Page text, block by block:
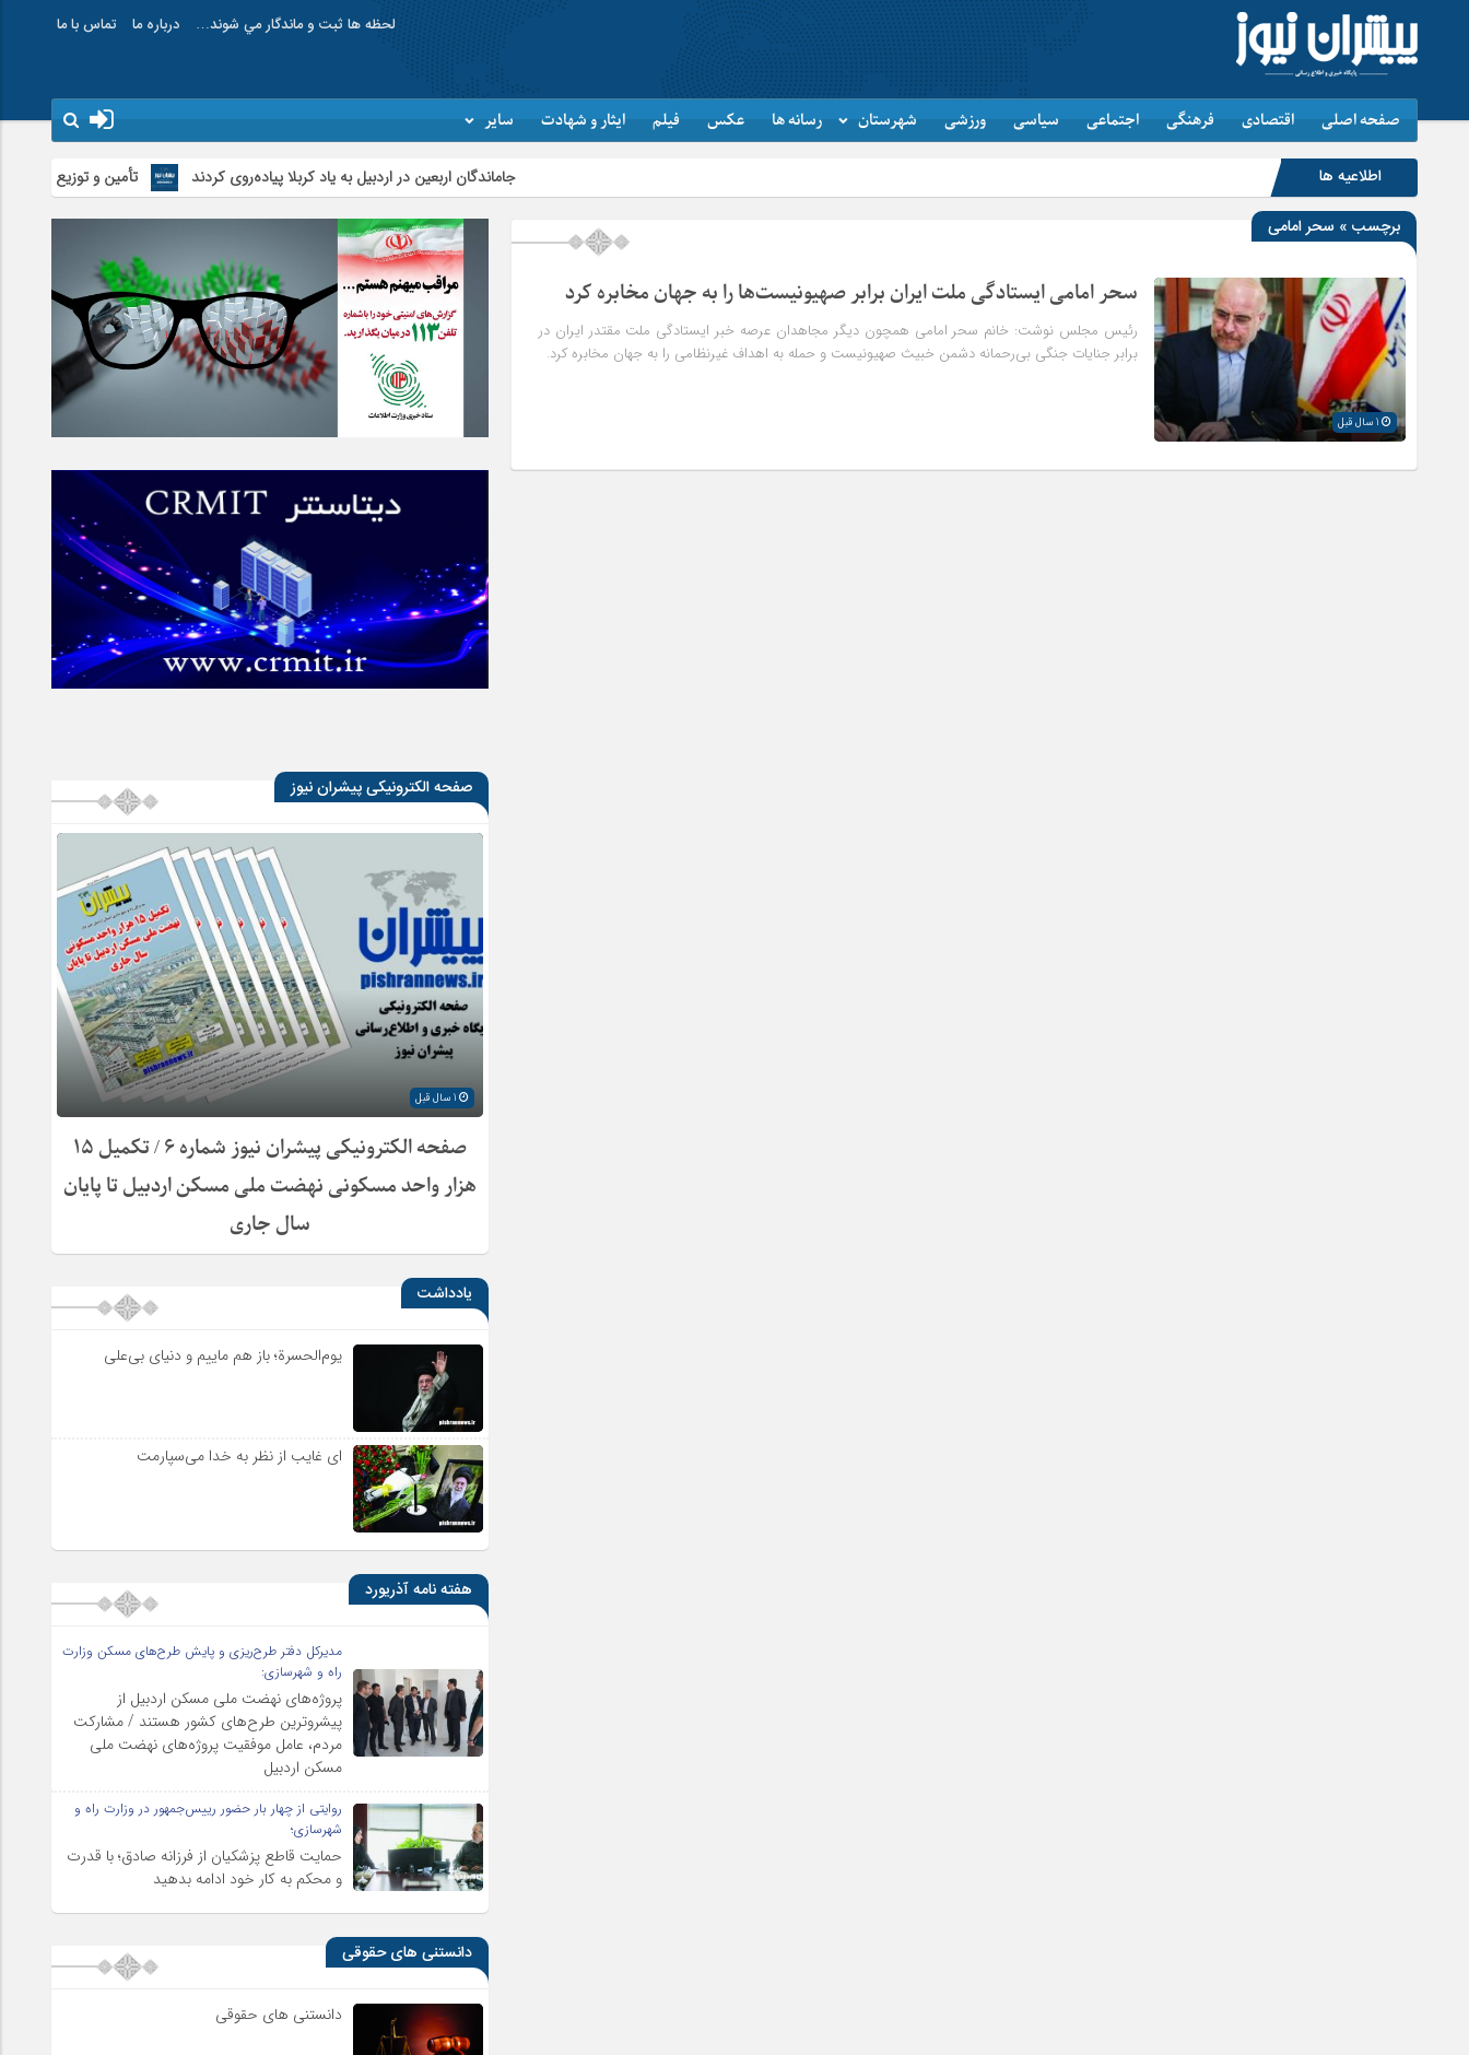
لحظه ها ثبت و ماندگار مي شوند… درباره ما تماس با ما
صفحه اصلی اقتصادی فرهنگی اجتماعی سیاسی ورزشی شهرستان رسانه ها عکس فیلم ایثار و شهادت سایر
اطلاعیه ها جاماندگان اربعین در اردبیل به یاد کربلا پیاده‌روی کردند تأمین و توزیع ۱۲۰هزار تن کالای اساسی در استان اردبیل/ خط دوم ایکس‌ری گمرک بیله‌سوار با تجهیزات مدرن عملیاتی خواهد شد
برچسب » سحر امامی
سحر امامی ایستادگی ملت ایران برابر صهیونیست‌ها را به جهان مخابره کرد
رئیس مجلس نوشت: خانم سحر امامی همچون دیگر مجاهدان عرصه خبر ایستادگی ملت مقتدر ایران در
برابر جنایات جنگی بی‌رحمانه دشمن خبیث صهیونیست و حمله به اهداف غیرنظامی را به جهان مخابره کرد.
صفحه الکترونیکی پیشران نیوز
صفحه الکترونیکی پیشران نیوز شماره ۶ / تکمیل ۱۵
هزار واحد مسکونی نهضت ملی مسکن اردبیل تا پایان
سال جاری
یادداشت
یوم‌الحسرة؛ باز هم ماییم و دنیای بی‌علی
ای غایب از نظر به خدا می‌سپارمت
هفته نامه آذریورد
مدیرکل دفتر طرح‌ریزی و پایش طرح‌های مسکن وزارت
راه و شهرسازی:
پروژه‌های نهضت ملی مسکن اردبیل از
پیشروترین طرح‌های کشور هستند / مشارکت
مردم، عامل موفقیت پروژه‌های نهضت ملی
مسکن اردبیل
روایتی از چهار بار حضور رییس‌جمهور در وزارت راه و
شهرسازی؛
حمایت قاطع پزشکیان از فرزانه صادق؛ با قدرت
و محکم به کار خود ادامه بدهید
دانستنی های حقوقی
دانستنی های حقوقی